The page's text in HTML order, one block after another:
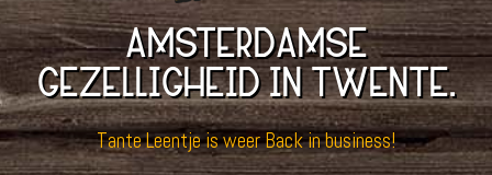
AMSTERDAMSE
GEZELLIGHEID IN TWENTE.
Tante Leentje is weer Back in business!